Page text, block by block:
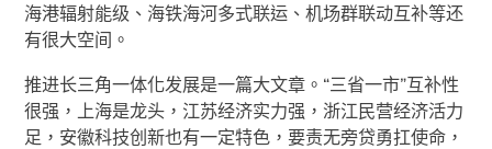
海港辐射能级、海铁海河多式联运、机场群联动互补等还
有很大空间。
推进长三角一体化发展是一篇大文章。“三省一市”互补性
很强，上海是龙头，江苏经济实力强，浙江民营经济活力
足，安徽科技创新也有一定特色，要责无旁贷勇扛使命，